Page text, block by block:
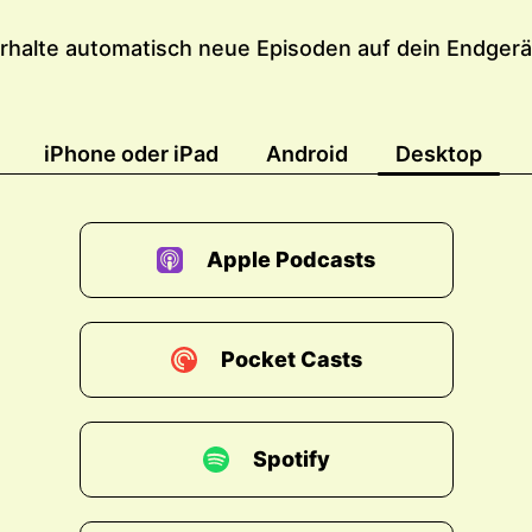
automatisch neue Episoden auf dein
iPhone oder iPad Android Desktop
Apple Podcasts
Pocket Casts
Spotify